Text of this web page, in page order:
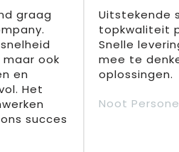
graag
ook
en
Het
succes
Uitstekende
topkwaliteit
Snelle
mee te
oplossingen.
Noot